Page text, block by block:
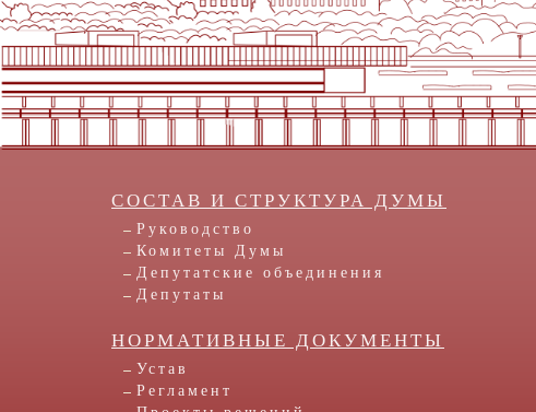
СОСТАВ И СТРУКТУРА ДУМЫ
Руководство
Комитеты Думы
Депутатские объединения
Депутаты
НОРМАТИВНЫЕ ДОКУМЕНТЫ
Устав
Регламент